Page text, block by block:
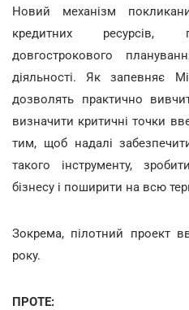
Новий механізм
кредитних ресурсів,
довгострокового
діяльності. Як запевняє
дозволять практично
визначити критичні точки
тим, щоб надалі
такого інструменту,
бізнесу і поширити на всю
Зокрема, пілотний проект
року.
ПРОТЕ: